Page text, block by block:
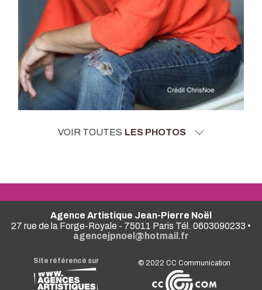
VOIR TOUTES LES PHOTOS
Agence Artistique Jean-Pierre Noël
27 rue de la Forge-Royale - 75011 Paris Tél. 0603090233 •
agencejpnoel@hotmail.fr
Site référencé sur © 2022CC Communication